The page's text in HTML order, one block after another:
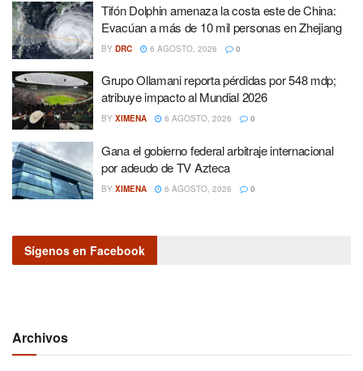
Tifón Dolphin amenaza la costa este de China:
Evacúan a más de 10 mil personas en Zhejiang
BY DRC 6 AGOSTO, 2026 0
Grupo Ollamani reporta pérdidas por 548 mdp;
atribuye impacto al Mundial 2026
BY XIMENA 6 AGOSTO, 2026 0
Gana el gobierno federal arbitraje internacional
por adeudo de TV Azteca
BY XIMENA 6 AGOSTO, 2026 0
Sígenos en Facebook
Archivos